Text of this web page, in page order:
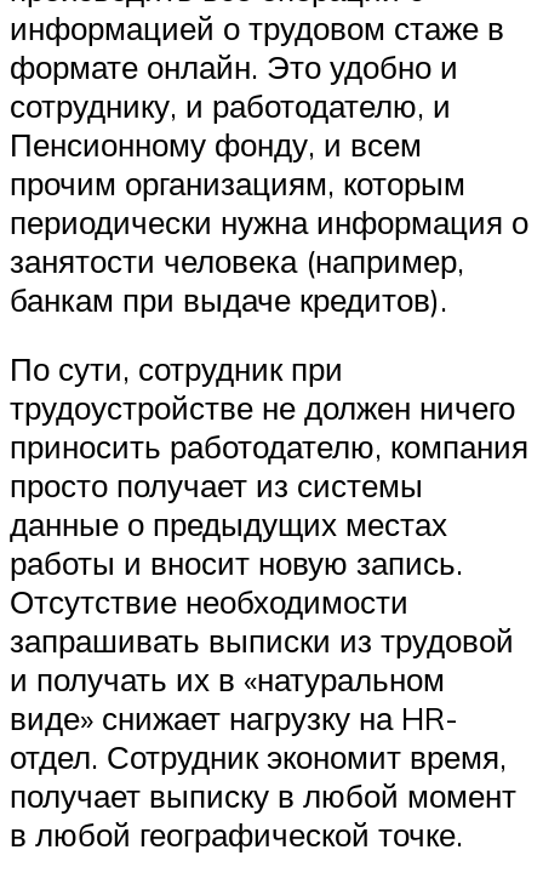
информацией о трудовом стаже в
формате онлайн. Это удобно и
сотруднику, и работодателю, и
Пенсионному фонду, и всем
прочим организациям, которым
периодически нужна информация о
занятости человека (например,
банкам при выдаче кредитов).
По сути, сотрудник при
трудоустройстве не должен ничего
приносить работодателю, компания
просто получает из системы
данные о предыдущих местах
работы и вносит новую запись.
Отсутствие необходимости
запрашивать выписки из трудовой
и получать их в «натуральном
виде» снижает нагрузку на HR-
отдел. Сотрудник экономит время,
получает выписку в любой момент
в любой географической точке.